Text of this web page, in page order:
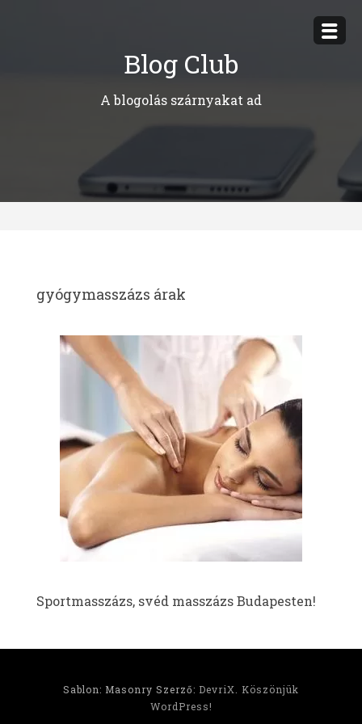
Blog Club
A blogolás szárnyakat ad
gyógymasszázs árak
Sportmasszázs, svéd masszázs Budapesten!
Sablon: Masonry Szerző: DevriX
Köszönjük
WordPress!